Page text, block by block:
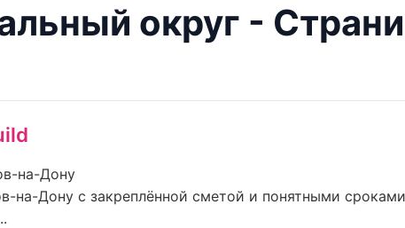
округ -
на-Дону
на-Дону с закреплённой сметой и понятными